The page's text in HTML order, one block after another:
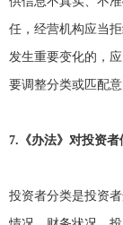
任，经营机构应当
发生重要变化的，
要调整分类或匹配意
7. 《办法》对投资
投资者分类是投资